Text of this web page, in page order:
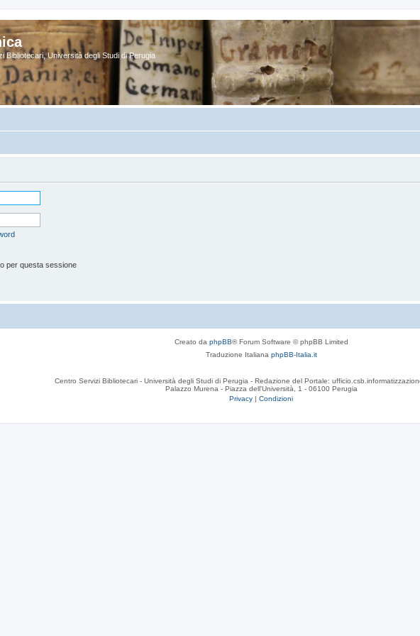
Bibliotecari, Università degli Studi di Perugia
per questa sessione
Creato da phpBB® Forum Software © phpBB Limited
Traduzione Italiana phpBB-Italia.it
Centro Servizi Bibliotecari - Università degli Studi di Perugia - Redazione del Portale:
Palazzo Murena - Piazza dell'Università, 1 - 06100 Perugia
Privacy | Condizioni